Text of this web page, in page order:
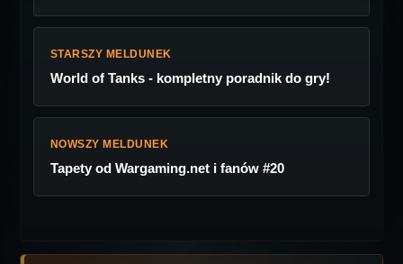
STARSZY MELDUNEK
World of Tanks - kompletny poradnik do gry!
NOWSZY MELDUNEK
Tapety od Wargaming.net i fanów #20